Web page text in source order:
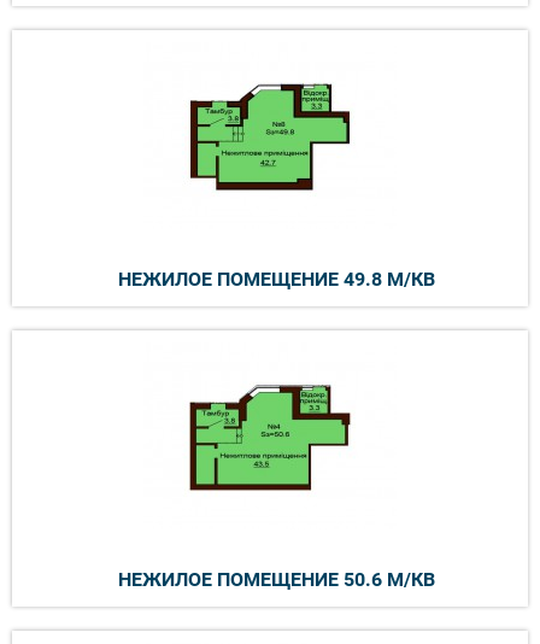
НЕЖИЛОЕ ПОМЕЩЕНИЕ 49.8 М/КВ
НЕЖИЛОЕ ПОМЕЩЕНИЕ 50.6 М/КВ